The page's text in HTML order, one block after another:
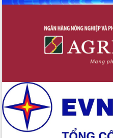
hai con số trong năm 2026
Tổ chức trang trọng Lễ hội Đền thờ
Lương Văn Chánh năm 2026
Phó Bí thư Tỉnh ủy Đắk Lắk Đỗ Hữu
Nhân dân tỉnh
Bệnh án điện tử thúc đẩy chuyển đổi
số y tế tại Đắk Lắk
Chuyển đổi số thư viện: Mở rộng
không gian tri thức trong thời đại số